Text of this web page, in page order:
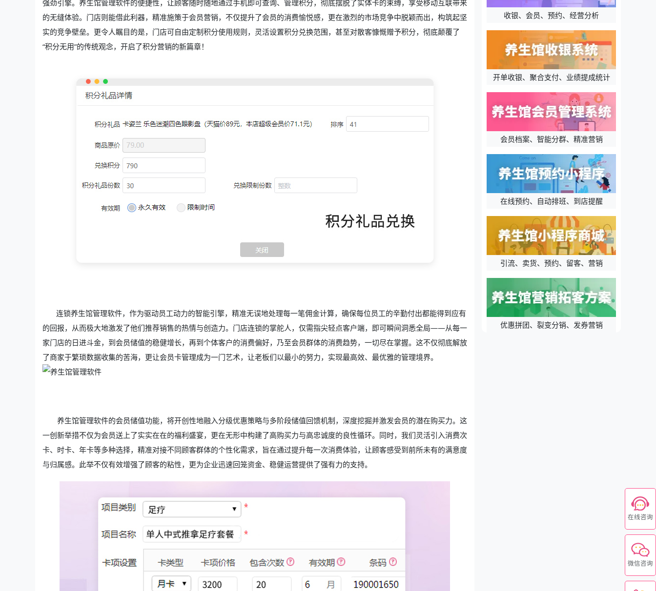
强劲引擎。养生馆管理软件的便捷性，让顾客随时随地通过手机即可查询、管理积分，彻底摆脱了实体卡的束缚，享受移动互联带来
的无缝体验。门店则能借此利器，精准施策于会员营销，不仅提升了会员的消费愉悦感，更在激烈的市场竞争中脱颖而出，构筑起坚
实的竞争壁垒。更令人瞩目的是，门店可自由定制积分使用规则，灵活设置积分兑换范围，甚至对散客慷慨赠予积分，彻底颠覆了
“积分无用”的传统观念，开启了积分营销的新篇章！
连锁养生馆管理软件，作为驱动员工动力的智能引擎，精准无误地处理每一笔佣金计算，确保每位员工的辛勤付出都能得到应有
的回报，从而极大地激发了他们推荐销售的热情与创造力。门店连锁的掌舵人，仅需指尖轻点客户端，即可瞬间洞悉全局——从每一
家门店的日进斗金，到会员储值的稳健增长，再到个体客户的消费偏好，乃至会员群体的消费趋势，一切尽在掌握。这不仅彻底解放
了商家于繁琐数据收集的苦海，更让会员卡管理成为一门艺术，让老板们以最小的努力，实现最高效、最优雅的管理境界。
养生馆管理软件的会员储值功能，将开创性地融入分级优惠策略与多阶段储值回馈机制，深度挖掘并激发会员的潜在购买力。这
一创新举措不仅为会员送上了实实在在的福利盛宴，更在无形中构建了高购买力与高忠诚度的良性循环。同时，我们灵活引入消费次
卡、时卡、年卡等多种选择，精准对接不同顾客群体的个性化需求，旨在通过提升每一次消费体验，让顾客感受到前所未有的满意度
与归属感。此举不仅有效增强了顾客的粘性，更为企业迅速回笼资金、稳健运营提供了强有力的支持。
收银、会员、预约、经营分析
开单收银、聚合支付、业绩提成统计
会员档案、智能分群、精准营销
在线预约、自动排班、到店提醒
引流、卖货、预约、留客、营销
优惠拼团、裂变分销、发券营销
在线咨询
微信咨询